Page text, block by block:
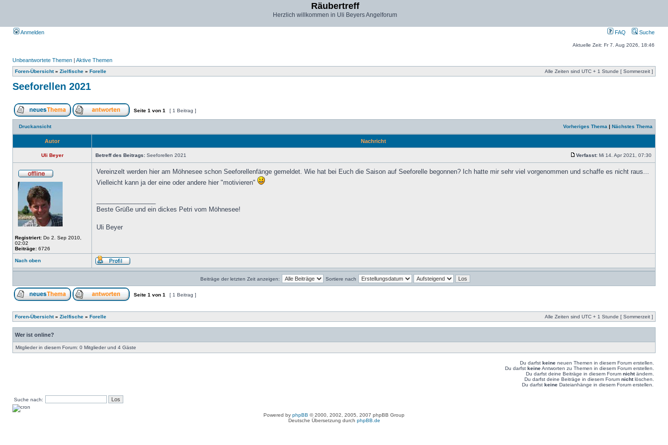
Räubertreff
Herzlich willkommen in Uli Beyers Angelforum
Anmelden FAQ Suche
Aktuelle Zeit: Fr 7. Aug 2026, 18:46
Unbeantwortete Themen | Aktive Themen
Foren-Übersicht» Zielfische » Forelle Alle Zeiten sind UTC + 1 Stunde [ Sommerzeit ]
Seeforellen 2021
Seite 1 von 1 [ 1 Beitrag ]
Druckansicht Vorheriges Thema | Nächstes Thema
Autor Nachricht
Uli Beyer Betreff des Beitrags: Seeforellen 2021 Verfasst: Mi 14. Apr 2021, 07:30
Registriert: Do 2. Sep 2010,
02:02
Beiträge: 6726
Vereinzelt werden hier am Möhnesee schon Seeforellenfänge gemeldet. Wie hat bei Euch die Saison auf Seeforelle begonnen? Ich hatte mir sehr viel vorgenommen und schaffe es nicht raus...
Vielleicht kann ja der eine oder andere hier "motivieren"
Beste Grüße und ein dickes Petri vom Möhnesee!
Uli Beyer
Nach oben
Beiträge der letzten Zeit anzeigen: Sortiere nach
Seite 1 von 1 [ 1 Beitrag ]
Foren-Übersicht» Zielfische » Forelle Alle Zeiten sind UTC + 1 Stunde [ Sommerzeit ]
Wer ist online?
Mitglieder in diesem Forum: 0 Mitglieder und 4 Gäste
Du darfst keine neuen Themen in diesem Forum erstellen.
Du darfst keineAntworten zu Themen in diesem Forum erstellen.
Du darfst deine Beiträge in diesem Forum nichtändern.
Du darfst deine Beiträge in diesem Forum nichtlöschen.
Du darfst keine Dateianhänge in diesem Forum erstellen.
Suche nach:
Powered by phpBB © 2000, 2002, 2005, 2007 phpBB Group
Deutsche Übersetzung durch phpBB.de